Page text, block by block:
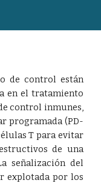
de control están
en el tratamiento
control inmunes,
programada (PD-
T para evitar
de una
señalización del
explotada por los